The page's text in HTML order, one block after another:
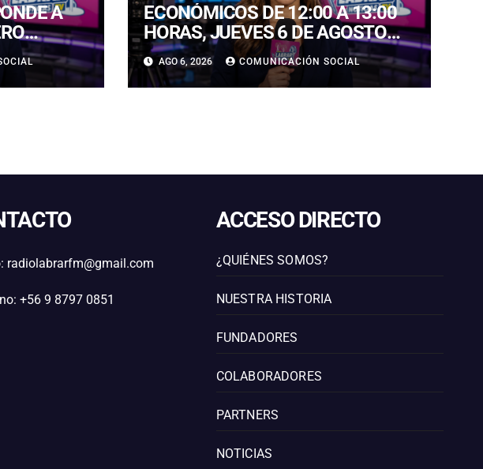
A
TOP 5, A
ECONÓMICOS DE 12:00 A 13:00
HORAS, JUEVES 6 DE AGOSTO
2026
AGO 6, 2026 COMUNICACIÓN SOCIAL
radiolabrarfm@gmail.com
+56 9 8797 0851
ACCESO DIRECTO
¿QUIÉNES SOMOS?
NUESTRA HISTORIA
FUNDADORES
COLABORADORES
PARTNERS
NOTICIAS